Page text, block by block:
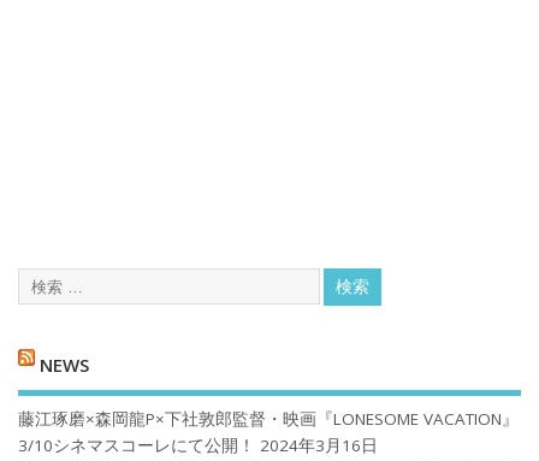
NEWS
藤江琢磨×森岡龍P×下社敦郎監督・映画『LONESOME VACATION』
3/10シネマスコーレにて公開！
2024年3月16日